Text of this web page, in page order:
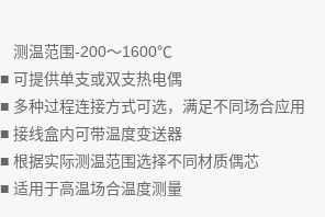
测温范围-200～1600℃
■ 可提供单支或双支热电偶
■ 多种过程连接方式可选，满足不同场合应用
■ 接线盒内可带温度变送器
■ 根据实际测温范围选择不同材质偶芯
■ 适用于高温场合温度测量